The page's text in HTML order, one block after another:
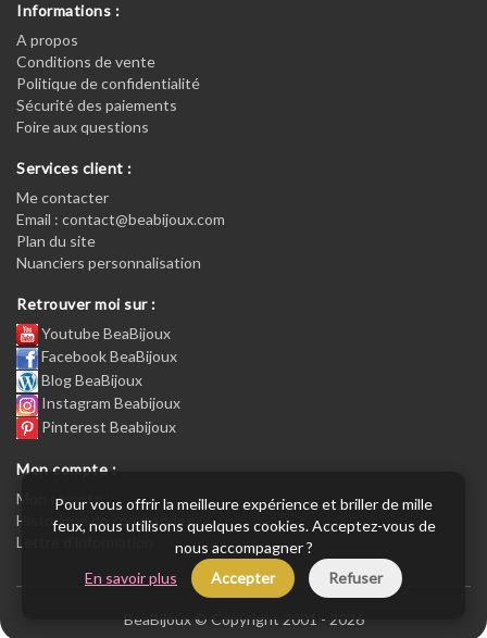
Informations :
A propos
Conditions de vente
Politique de confidentialité
Sécurité des paiements
Foire aux questions
Services client :
Me contacter
Email : contact@beabijoux.com
Plan du site
Nuanciers personnalisation
Retrouver moi sur :
Youtube BeaBijoux
Facebook BeaBijoux
Blog BeaBijoux
Instagram Beabijoux
Pinterest Beabijoux
Mon compte :
Mon compte :
Historique de commandes
Lettre d’information
BeaBijoux © Copyright 2001 - 2026
Pour vous offrir la meilleure expérience et briller de mille
feux, nous utilisons quelques cookies. Acceptez-vous de
nous accompagner ?
En savoir plus
Accepter Refuser